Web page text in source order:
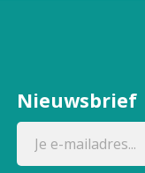
Nieuwsbrief